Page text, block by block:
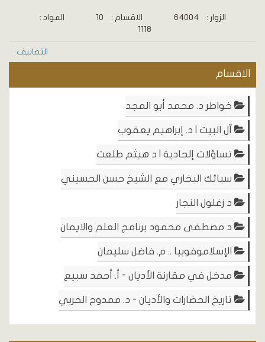
الزوار : 64004 الاقسام : 10
المواد :
1118
التصانيف
الاقسام
خواطر د. محمد أبو المجد
آل البيت | د. إبراهيم يعقوب
تساؤلات إلحادية | د هيثم طلعت
سبائك البخاري مع الشيخ حسن الحسيني
د زغلول النجار
د مصطفى محمود برنامج العلم والايمان
الإسلاموفوبيا .. م. فاضل سليمان
مدخل في مقارنة الأديان - أ. أحمد سبيع
تاريخ الحضارات والأديان - د. ممدوح الحربي